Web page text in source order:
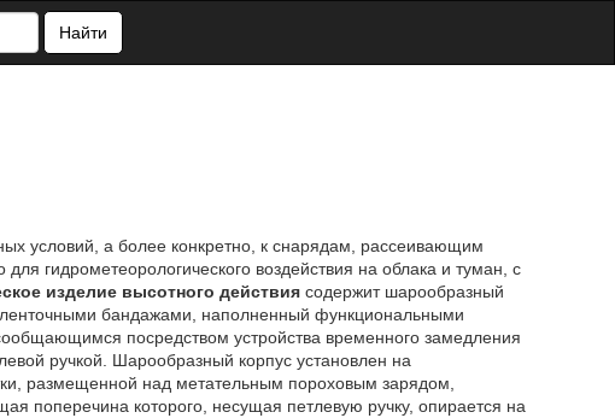
Найти
условий, а более конкретно, к снарядам, рассеивающим
гидрометеорологического воздействия на облака и туман, с
изделие высотного действиясодержит шарообразный
бандажами, наполненный функциональными
посредством устройства временного замедления
ручкой. Шарообразный корпус установлен на
размещенной над метательным пороховым зарядом,
поперечина которого, несущая петлевую ручку, опирается на